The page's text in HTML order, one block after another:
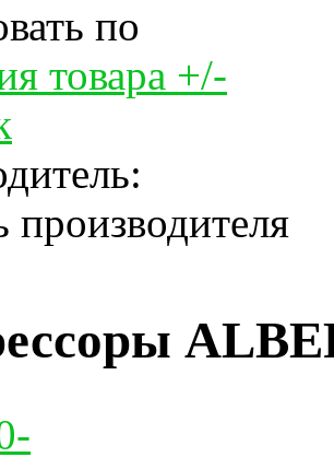
по
товара +/-
производителя